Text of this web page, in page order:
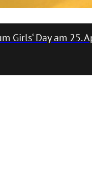
Girls‘ Day am 25.